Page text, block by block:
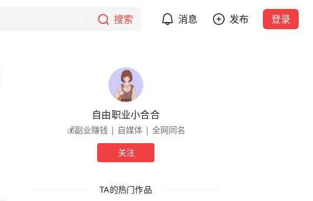
搜索 消息 发布 登录
自由职业小合合
💰副业赚钱 | 自媒体 | 全网同名
关注
TA的热门作品